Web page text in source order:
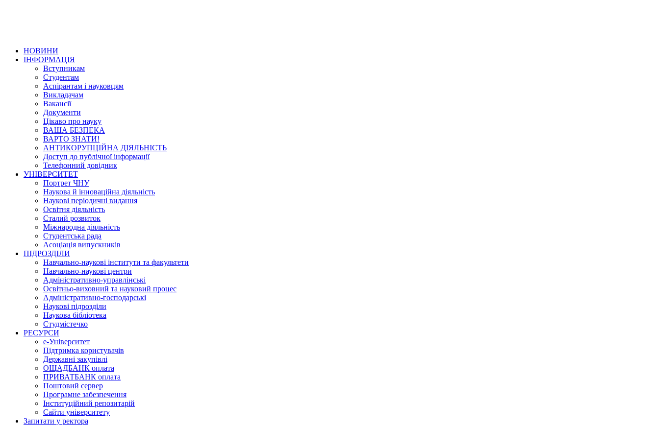
НОВИНИ
ІНФОРМАЦІЯ
Вступникам
Студентам
Аспірантам і науковцям
Викладачам
Вакансії
Документи
Цікаво про науку
ВАША БЕЗПЕКА
ВАРТО ЗНАТИ!
АНТИКОРУПЦІЙНА ДІЯЛЬНІСТЬ
Доступ до публічної інформації
Телефонний довідник
УНІВЕРСИТЕТ
Портрет ЧНУ
Наукова й інноваційна діяльність
Наукові періодичні видання
Освітня діяльність
Сталий розвиток
Міжнародна діяльність
Студентська рада
Асоціація випускників
ПІДРОЗДІЛИ
Навчально-наукові інститути та факультети
Навчально-наукові центри
Адміністративно-управлінські
Освітньо-виховний та науковий процес
Адміністративно-господарські
Наукові підрозділи
Наукова бібліотека
Студмістечко
РЕСУРСИ
е-Університет
Підтримка користувачів
Державні закупівлі
ОЩАДБАНК оплата
ПРИВАТБАНК оплата
Поштовий сервер
Програмне забезпечення
Інституційний репозитарій
Сайти університету
Запитати у ректора